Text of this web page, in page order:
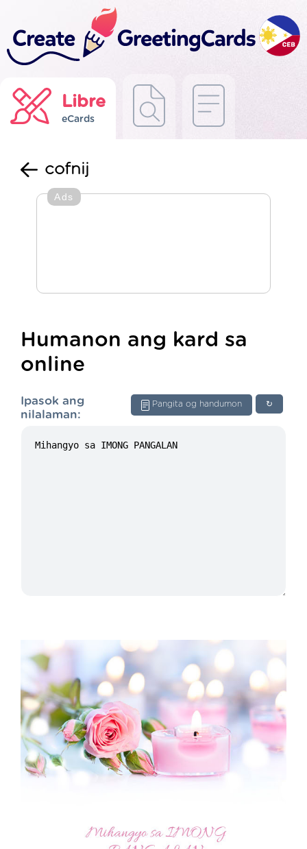
Libre
eCards
cofnij
Ads
Humanon ang kard sa
online
↻
Pangita og handumon
Ipasok ang
nilalaman: